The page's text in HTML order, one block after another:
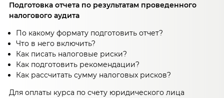
Подготовка отчета по результатам проведенного
налогового аудита
По какому формату подготовить отчет?
Что в него включить?
Как писать налоговые риски?
Как подготовить рекомендации?
Как рассчитать сумму налоговых рисков?
Для оплаты курса по счету юридического лица